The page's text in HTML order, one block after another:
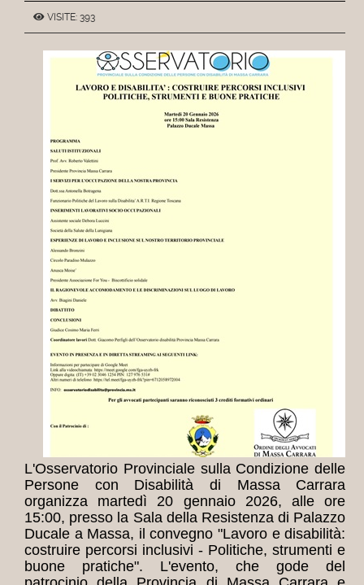
VISITE: 393
L'Osservatorio Provinciale sulla Condizione delle
Persone con Disabilità di Massa Carrara
organizza martedì 20 gennaio 2026, alle ore
15:00, presso la Sala della Resistenza di Palazzo
Ducale a Massa, il convegno "Lavoro e disabilità:
costruire percorsi inclusivi - Politiche, strumenti e
buone pratiche". L'evento, che gode del